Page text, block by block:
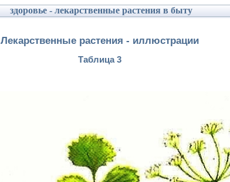
здоровье - лекарственные растения в быту
Лекарственные растения - иллюстрации
Таблица 3